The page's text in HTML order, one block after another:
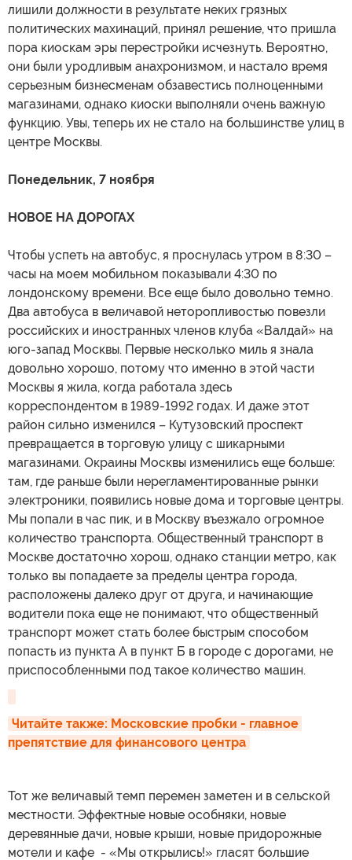
лишили должности в результате неких грязных
политических махинаций, принял решение, что пришла
пора киоскам эры перестройки исчезнуть. Вероятно,
они были уродливым анахронизмом, и настало время
серьезным бизнесменам обзавестись полноценными
магазинами, однако киоски выполняли очень важную
функцию. Увы, теперь их не стало на большинстве улиц в
центре Москвы.
Понедельник, 7 ноября
НОВОЕ НА ДОРОГАХ
Чтобы успеть на автобус, я проснулась утром в 8:30 –
часы на моем мобильном показывали 4:30 по
лондонскому времени. Все еще было довольно темно.
Два автобуса в величавой неторопливостью повезли
российских и иностранных членов клуба «Валдай» на
юго-запад Москвы. Первые несколько миль я знала
довольно хорошо, потому что именно в этой части
Москвы я жила, когда работала здесь
корреспондентом в 1989-1992 годах. И даже этот
район сильно изменился – Кутузовский проспект
превращается в торговую улицу с шикарными
магазинами. Окраины Москвы изменились еще больше:
там, где раньше были нерегламентированные рынки
электроники, появились новые дома и торговые центры.
Мы попали в час пик, и в Москву въезжало огромное
количество транспорта. Общественный транспорт в
Москве достаточно хорош, однако станции метро, как
только вы попадаете за пределы центра города,
расположены далеко друг от друга, и начинающие
водители пока еще не понимают, что общественный
транспорт может стать более быстрым способом
попасть из пункта А в пункт Б в городе с дорогами, не
приспособленными под такое количество машин.
Читайте также: Московские пробки - главное
препятствие для финансового центра
Тот же величавый темп перемен заметен и в сельской
местности. Эффектные новые особняки, новые
деревянные дачи, новые крыши, новые придорожные
мотели и кафе - «Мы открылись!» гласят большие